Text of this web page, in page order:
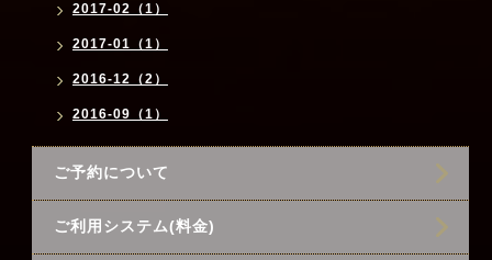
2017-02（1）
2017-01（1）
2016-12（2）
2016-09（1）
ご予約について
ご利用システム(料金)